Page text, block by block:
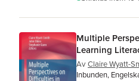
Multiple
Learning
Av Claire Wyatt-
Inbunden,